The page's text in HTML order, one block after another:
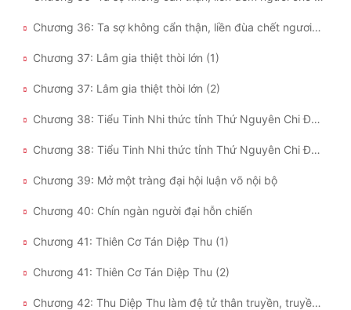
Chương 36: Ta sợ không cẩn thận, liền đùa chết ngươi mất (2)
Chương 37: Lâm gia thiệt thòi lớn (1)
Chương 37: Lâm gia thiệt thòi lớn (2)
Chương 38: Tiểu Tinh Nhi thức tỉnh Thứ Nguyên Chi Đồng, khế ước tinh linh pháp sư (1)
Chương 38: Tiểu Tinh Nhi thức tỉnh Thứ Nguyên Chi Đồng, khế ước tinh linh pháp sư (2)
Chương 39: Mở một tràng đại hội luận võ nội bộ
Chương 40: Chín ngàn người đại hỗn chiến
Chương 41: Thiên Cơ Tán Diệp Thu (1)
Chương 41: Thiên Cơ Tán Diệp Thu (2)
Chương 42: Thu Diệp Thu làm đệ tử thân truyền, truyền pháp (1)